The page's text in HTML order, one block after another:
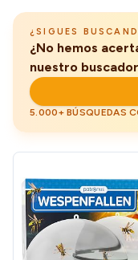
¿SIGUES
¿No hemos
nuestro
5.000+ BÚSQUEDAS